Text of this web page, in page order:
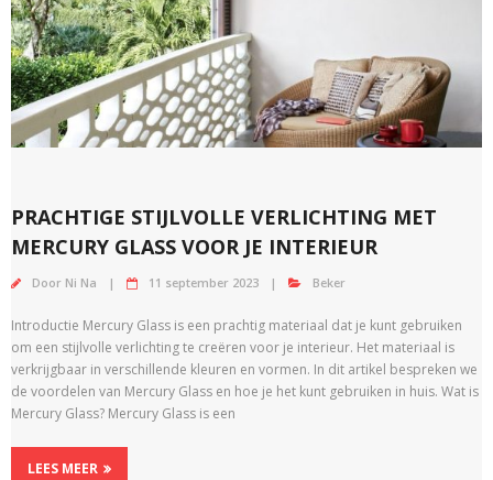
PRACHTIGE STIJLVOLLE VERLICHTING MET
MERCURY GLASS VOOR JE INTERIEUR
Door Ni Na 11 september 2023 Beker
Introductie Mercury Glass is een prachtig materiaal dat je kunt gebruiken
om een stijlvolle verlichting te creëren voor je interieur. Het materiaal is
verkrijgbaar in verschillende kleuren en vormen. In dit artikel bespreken we
de voordelen van Mercury Glass en hoe je het kunt gebruiken in huis. Wat is
Mercury Glass? Mercury Glass is een
LEES MEER